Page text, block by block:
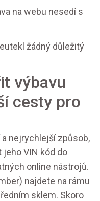
na webu nesedí s
žádný důležitý
výbavu
cesty pro
nejrychlejší způsob,
jeho VIN kód do
online nástrojů.
najdete na rámu
sklem. Skoro